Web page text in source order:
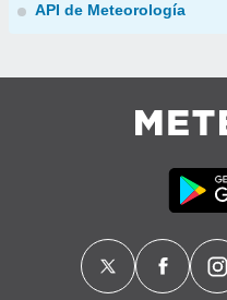
API de Meteorología